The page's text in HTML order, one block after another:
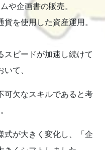
や企画書の販売。
を使用した資産運用。
ピードが加速し続けて
て、
可欠なスキルであると考
式が大きく変化し、「企